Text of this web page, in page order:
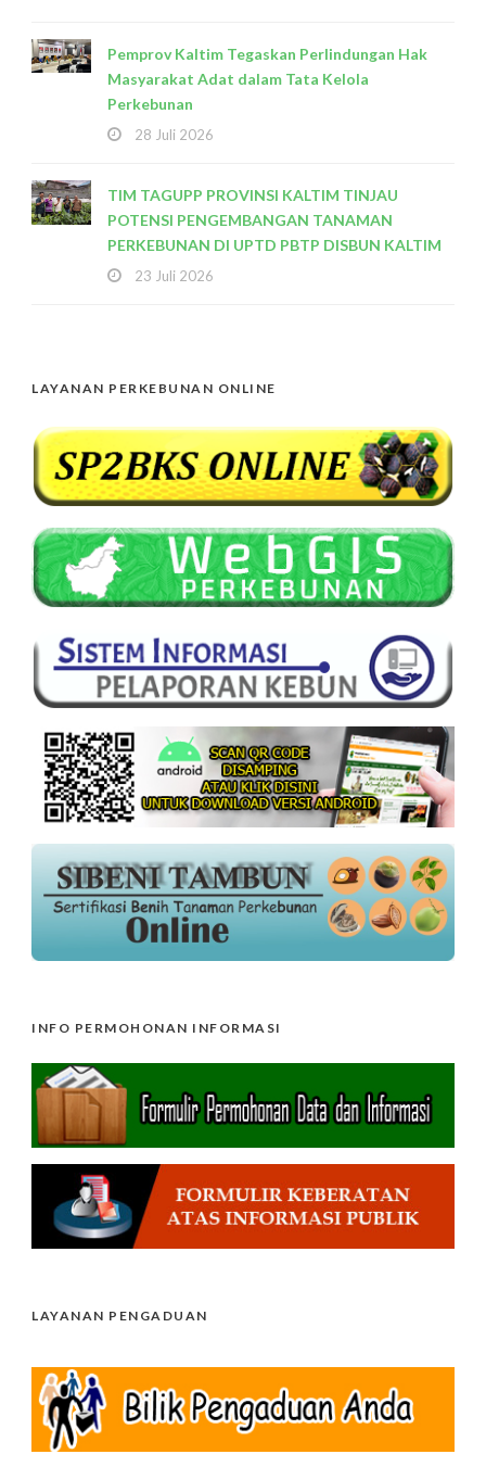
Pemprov Kaltim Tegaskan Perlindungan Hak
Masyarakat Adat dalam Tata Kelola
Perkebunan
28 Juli 2026
TIM TAGUPP PROVINSI KALTIM TINJAU
POTENSI PENGEMBANGAN TANAMAN
PERKEBUNAN DI UPTD PBTP DISBUN KALTIM
23 Juli 2026
LAYANAN PERKEBUNAN ONLINE
INFO PERMOHONAN INFORMASI
LAYANAN PENGADUAN